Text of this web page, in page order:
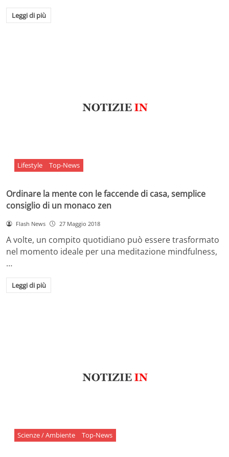
Leggi di più
Lifestyle Top-News
Ordinare la mente con le faccende di casa, semplice
consiglio di un monaco zen
Flash News 27 Maggio 2018
A volte, un compito quotidiano può essere trasformato
nel momento ideale per una meditazione mindfulness,
…
Leggi di più
Scienze / Ambiente Top-News